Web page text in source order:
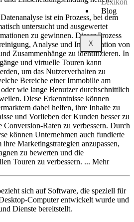
Lexikon
Blog
X
ist ein Prozess, bei dem
untersucht und ausgewertet
zu gewinnen. Dieser Prozess
Analyse und Interpretation von
Zusammenhänge zu identifizieren. In
und virtuelle Touren kann
um das Nutzerverhalten zu
Bereiche einer Immobilie am
wie lange Benutzer durchschnittlich
Diese Erkenntnisse können
dabei helfen, ihre Inhalte zu
und Vorlieben der Kunden besser zu
Raten zu verbessern. Durch
können Unternehmen auch fundierte
Marketingstrategien anzupassen,
zu bewerten und die
Touren zu verbessern.
sich auf Software, die speziell für
Computer entwickelt wurde und
Dienste bereitstellt.